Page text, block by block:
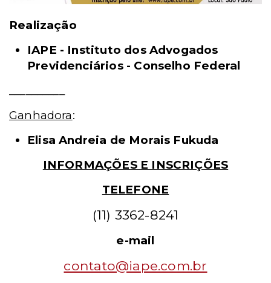
Realização
IAPE - Instituto dos Advogados
Previdenciários - Conselho Federal
Ganhadora:
Elisa Andreia de Morais Fukuda
INFORMAÇÕES E INSCRIÇÕES
TELEFONE
(11) 3362-8241
e-mail
contato@iape.com.br